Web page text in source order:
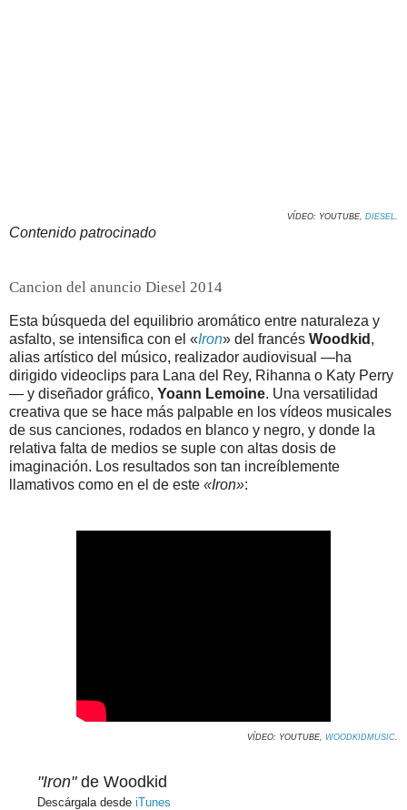
VÍDEO: YOUTUBE, DIESEL
Contenido patrocinado
Cancion del anuncio Diesel 2014
Esta búsqueda del equilibrio aromático entre naturaleza y
asfalto, se intensifica con el «Iron» del francés Woodkid ,
alias artístico del músico, realizador audiovisual —ha
dirigido videoclips para Lana del Rey, Rihanna o Katy Perry
— y diseñador gráfico, Yoann Lemoine. Una versatilidad
creativa que se hace más palpable en los vídeos musicales
de sus canciones, rodados en blanco y negro, y donde la
relativa falta de medios se suple con altas dosis de
imaginación. Los resultados son tan increíblemente
llamativos como en el de este «Iron»:
VÍDEO: YOUTUBE, WOODKIDMUSIC
"Iron"de Woodkid
Descárgala desde iTunes